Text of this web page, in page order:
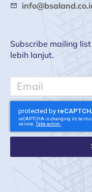
Subscribe mailing
lebih lanjut.
Email